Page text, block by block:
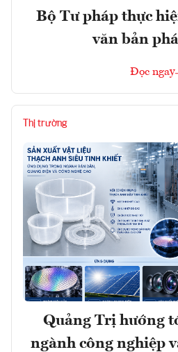
Bộ Tư pháp thực
văn bản
Đọc ngay
Thị trường
Quảng Trị hướng
ngành công nghiệp